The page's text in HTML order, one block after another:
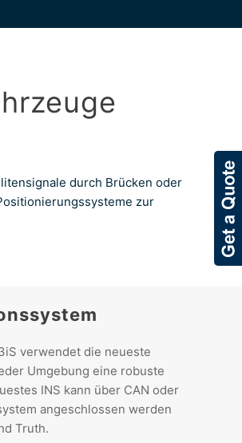
durch Brücken oder
zur
verwendet die neueste
Umgebung eine robuste
INS kann über CAN oder
angeschlossen werden
Truth.